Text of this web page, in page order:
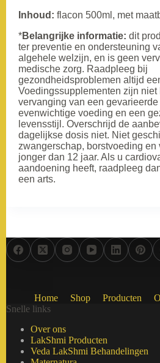
Inhoud: flacon 500ml, met
*Belangrijke informatie: dit
ter preventie en ondersteuning
algehele welzijn, en is geen
medische zorg. Raadpleeg bij
gezondheidsproblemen altijd
Voedingssupplementen zijn niet
vervanging van een gevarieerde
evenwichtige voeding en een
levensstijl. Overschrijd de
dagelijkse dosis niet. Niet
zwangerschap, borstvoeding en
jonger dan 12 jaar. Als u
aandoening heeft, raadpleeg
een arts.
Home Shop Producten
Snelle links
Over ons
LakShmi Producten
Veda LakShmi Behandelingen